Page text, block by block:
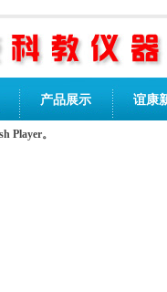
产品展示 谊康
Player。